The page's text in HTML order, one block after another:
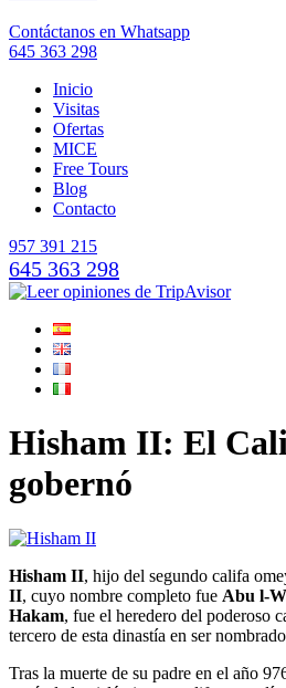
Contáctanos en Whatsapp
645 363 298
Inicio
Visitas
Ofertas
MICE
Free Tours
Blog
Contacto
957 391 215
645 363 298
Hisham II: El
gobernó
Hisham II, hijo del segundo califa
II, cuyo nombre completo fue Abu l-
Hakam, fue el heredero del poderoso
tercero de esta dinastía en ser
Tras la muerte de su padre en el año